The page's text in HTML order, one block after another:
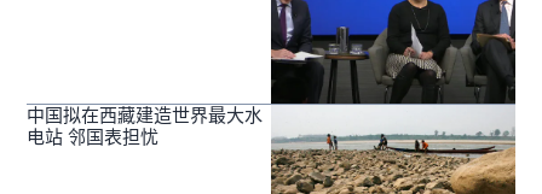
中国拟在西藏建造世界最大水
电站 邻国表担忧